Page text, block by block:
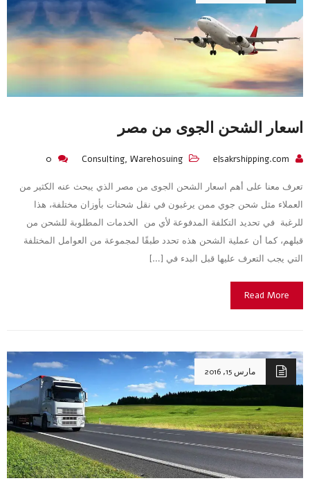
اسعار الشحن الجوى من مصر
elsakrshipping.com
Consulting, Warehosuing
تعرف معنا على أهم اسعار الشحن الجوى من مصر الذي يبحث عنه الكثير من
العملاء مثل شحن جوي ممن يرغبون في نقل شحنات بأوزان مختلفة، هذا
للرغبة في تحديد التكلفة المدفوعة لأي من الخدمات المطلوبة للشحن من
قبلهم، كما أن عملية الشحن هذه تحدد طبقًا لمجموعة من العوامل المختلفة
التي يجب التعرف عليها قبل البدء في […]
Read More
مارس 15, 2016